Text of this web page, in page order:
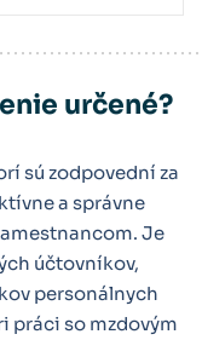
určené?
sú zodpovední za
a správne
Je
účtovníkov,
personálnych
práci so mzdovým